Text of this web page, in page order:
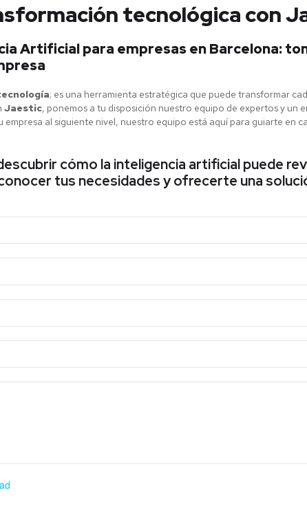
tecnológica con
Artificial para empresas en Barcelona:
; es una herramienta estratégica que puede transformar
Jaestic, ponemos a tu disposición nuestro equipo de expertos y un
empresa al siguiente nivel, nuestro equipo está aquí para guiarte en
cómo la inteligencia artificial puede
tus necesidades y ofrecerte una